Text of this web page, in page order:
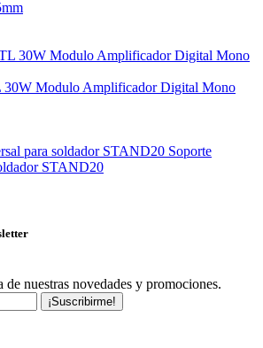
30W Modulo Amplificador Digital Mono
Soporte
STAND20
nuestras novedades y promociones.
¡Suscribirme!